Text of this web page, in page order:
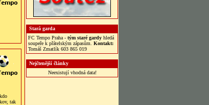
tak
Stará garda
FC Tempo Praha - tým staré gardy hledá
soupeře k přátelským zápasům. Kontakt:
Tomáš Zmatlík 603 865 019
Nejčtenější články
Neexistují vhodná data!